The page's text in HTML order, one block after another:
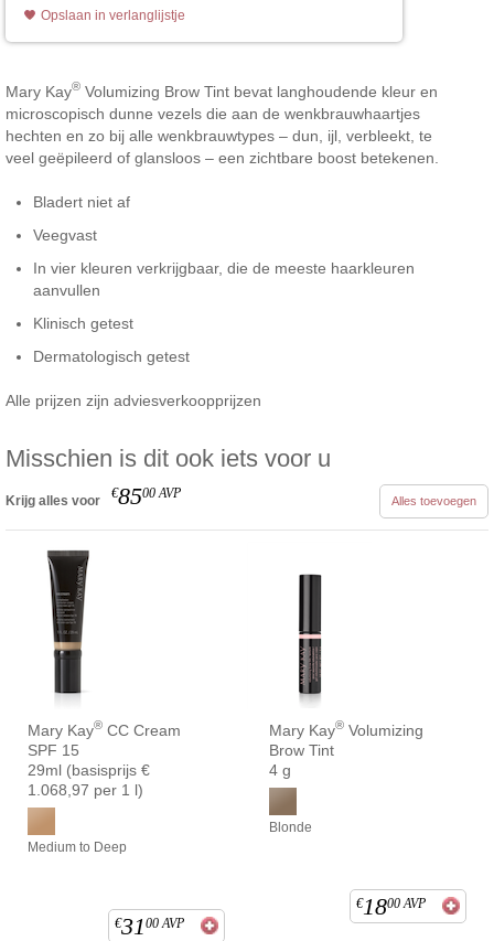
Opslaan in verlanglijstje
Mary Kay® Volumizing Brow Tint bevat langhoudende kleur en
microscopisch dunne vezels die aan de wenkbrauwhaartjes
hechten en zo bij alle wenkbrauwtypes – dun, ijl, verbleekt, te
veel geëpileerd of glansloos – een zichtbare boost betekenen.
Bladert niet af
Veegvast
In vier kleuren verkrijgbaar, die de meeste haarkleuren
aanvullen
Klinisch getest
Dermatologisch getest
Alle prijzen zijn adviesverkoopprijzen
Misschien is dit ook iets voor u
Krijg alles voor €8500 AVP Alles toevoegen
Mary Kay® CC Cream
SPF 15
29ml (basisprijs €
1.068,97 per 1 l)
Medium to Deep
€31 00 AVP
Mary Kay® Volumizing
Brow Tint
4 g
Blonde
€1800 AVP